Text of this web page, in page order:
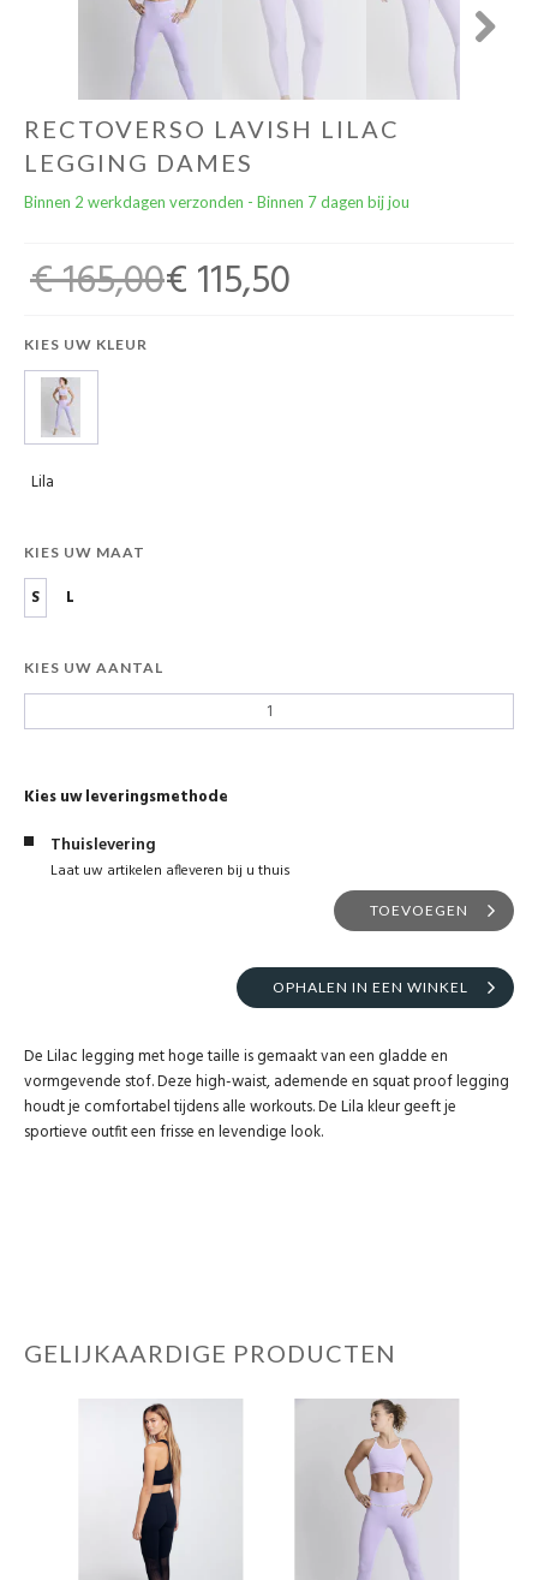
Loopanalyse
RECTOVERSO LAVISH LILAC
LEGGING DAMES
Binnen 2 werkdagen verzonden - Binnen 7 dagen bij jou
€ 165,00€ 115,50
KIES UW KLEUR
Lila
KIES UW MAAT
S L
KIES UW AANTAL
Kies uw leveringsmethode
Thuislevering
Laat uw artikelen afleveren bij u thuis
TOEVOEGEN
OPHALEN IN EEN WINKEL
De Lilac legging met hoge taille is gemaakt van een gladde en
vormgevende stof. Deze high-waist, ademende en squat proof legging
houdt je comfortabel tijdens alle workouts. De Lila kleur geeft je
sportieve outfit een frisse en levendige look.
GELIJKAARDIGE PRODUCTEN